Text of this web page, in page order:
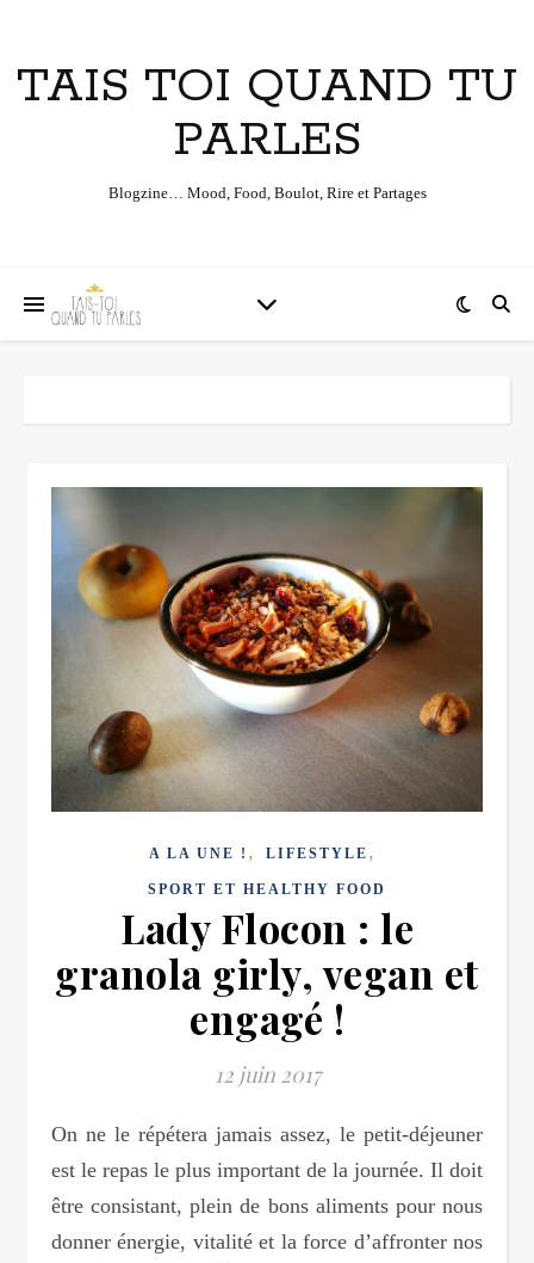
TAIS TOI QUAND TU
PARLES
Blogzine… Mood, Food, Boulot, Rire et Partages
A LA UNE ! , LIFESTYLE ,
SPORT ET HEALTHY FOOD
Lady Flocon : le
granola girly, vegan et
engagé !
12 juin 2017
On ne le répétera jamais assez, le petit-déjeuner
est le repas le plus important de la journée. Il doit
être consistant, plein de bons aliments pour nous
donner énergie, vitalité et la force d’affronter nos